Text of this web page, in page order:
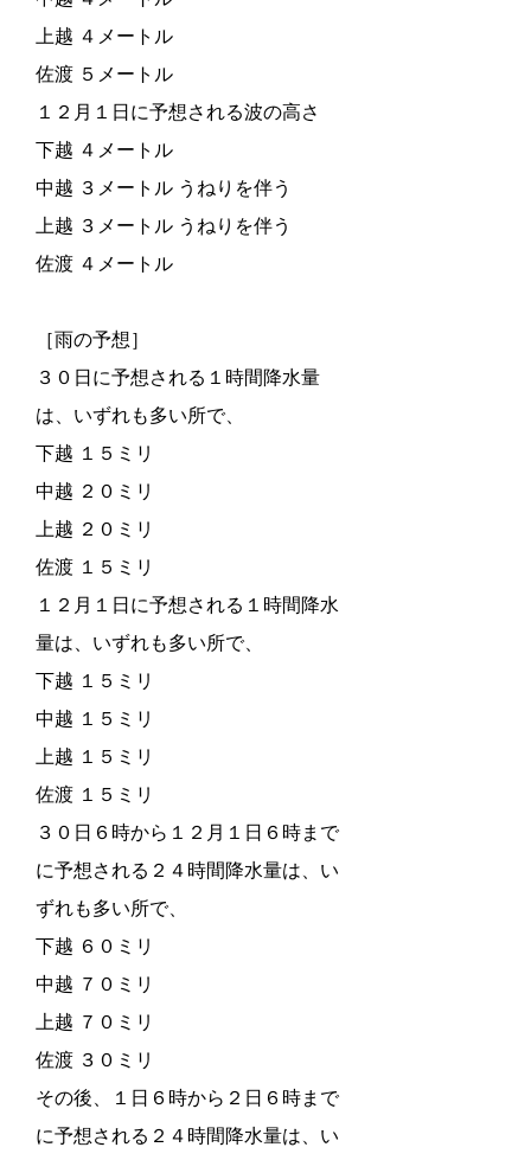
上越 ４メートル
佐渡 ５メートル
１２月１日に予想される波の高さ
下越 ４メートル
中越 ３メートル うねりを伴う
上越 ３メートル うねりを伴う
佐渡 ４メートル
［雨の予想］
３０日に予想される１時間降水量
は、いずれも多い所で、
下越 １５ミリ
中越 ２０ミリ
上越 ２０ミリ
佐渡 １５ミリ
１２月１日に予想される１時間降水
量は、いずれも多い所で、
下越 １５ミリ
中越 １５ミリ
上越 １５ミリ
佐渡 １５ミリ
３０日６時から１２月１日６時まで
に予想される２４時間降水量は、い
ずれも多い所で、
下越 ６０ミリ
中越 ７０ミリ
上越 ７０ミリ
佐渡 ３０ミリ
その後、１日６時から２日６時まで
に予想される２４時間降水量は、い